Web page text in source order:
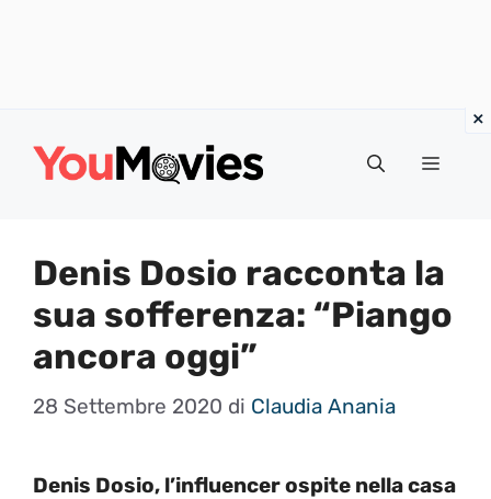
Menu
Denis Dosio racconta la
sua sofferenza: “Piango
ancora oggi”
28 Settembre 2020 di Claudia Anania
Denis Dosio, l’influencer ospite nella casa